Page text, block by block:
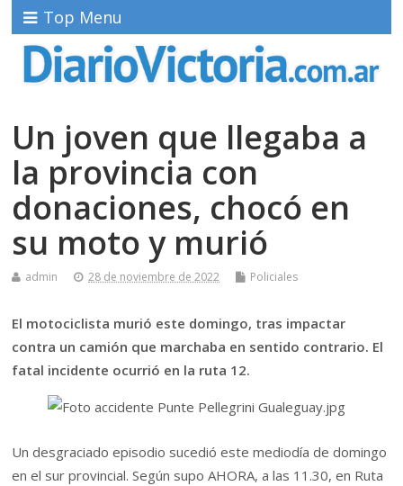
Top Menu
Un joven que llegaba a
la provincia con
donaciones, chocó en
su moto y murió
admin 28 de noviembre de 2022 Policiales
El motociclista murió este domingo, tras impactar
contra un camión que marchaba en sentido contrario. El
fatal incidente ocurrió en la ruta 12.
Un desgraciado episodio sucedió este mediodía de domingo
en el sur provincial. Según supo AHORA, a las 11.30, en Ruta